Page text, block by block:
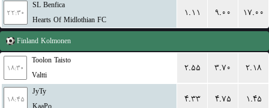
۲۲:۳۰
SL Benfica
Hearts Of Midlothian FC
۱.۱۱ ۹.۰۰ ۱۷.۰۰
Finland Kolmonen
۱۸:۳۰
Toolon Taisto
Valtti
۲.۵۵ ۳.۷۰ ۲.۱۸
۱۸:۴۵
JyTy
KaaPo
۴.۳۳ ۴.۷۵ ۱.۴۵